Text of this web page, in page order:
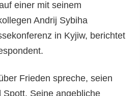
Abonnement
Fotobank
einer mit seinem
Andrij Sybiha
in Kyjiw, berichtet
Frieden spreche, seien
Spott. Seine angebliche